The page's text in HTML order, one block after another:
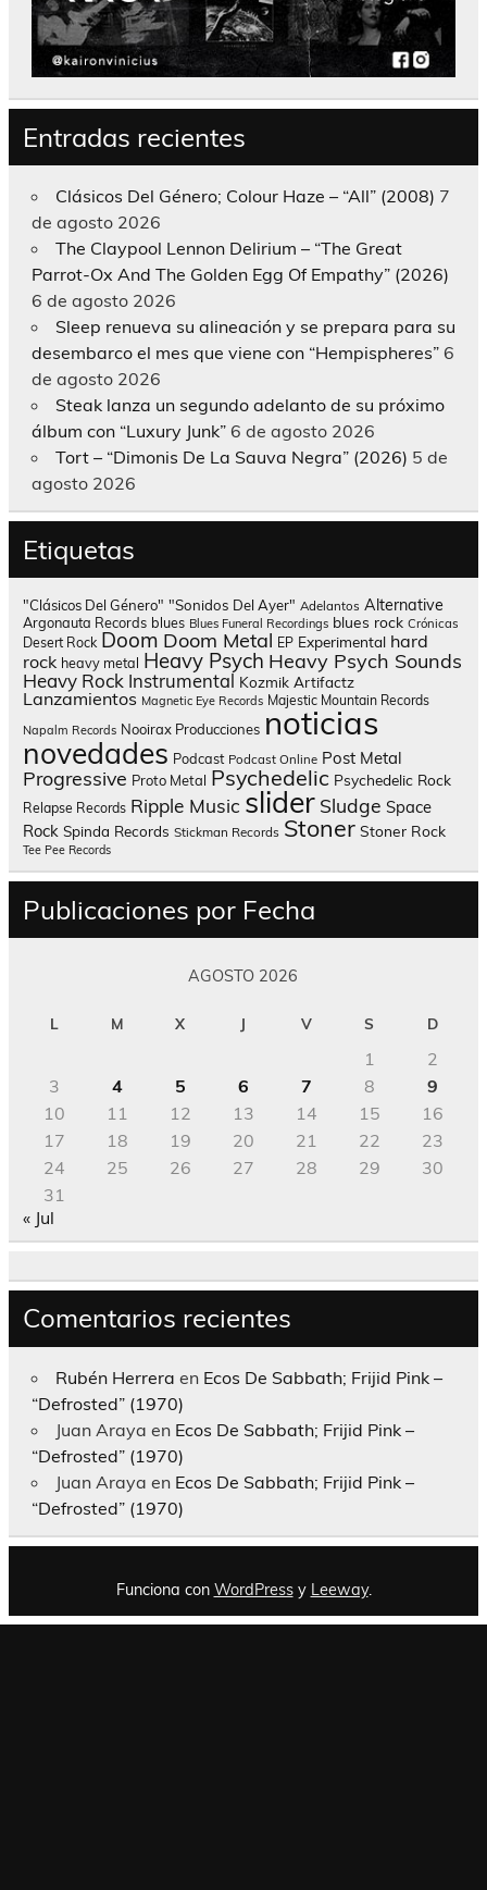
Entradas recientes
Clásicos Del Género; Colour Haze – “All” (2008) 7
de agosto 2026
The Claypool Lennon Delirium – “The Great
Parrot-Ox And The Golden Egg Of Empathy” (2026)
6 de agosto 2026
Sleep renueva su alineación y se prepara para su
desembarco el mes que viene con “Hempispheres” 6
de agosto 2026
Steak lanza un segundo adelanto de su próximo
álbum con “Luxury Junk” 6 de agosto 2026
Tort – “Dimonis De La Sauva Negra” (2026) 5 de
agosto 2026
Etiquetas
"Clásicos Del Género" "Sonidos Del Ayer" Adelantos Alternative
Argonauta Records blues Blues Funeral Recordings blues rock Crónicas
Desert Rock Doom Doom Metal EP Experimental hard
rock heavy metal Heavy Psych Heavy Psych Sounds
Heavy Rock Instrumental Kozmik Artifactz
Lanzamientos Magnetic Eye Records Majestic Mountain Records
Napalm Records Nooirax Producciones noticias
novedades Podcast Podcast Online Post Metal
Progressive Proto Metal Psychedelic Psychedelic Rock
Relapse Records Ripple Music slider Sludge Space
Rock Spinda Records Stickman Records Stoner Stoner Rock
Tee Pee Records
Publicaciones por Fecha
AGOSTO 2026
L M X J V S D
1
2
3
4 5 6 7 8
9
10
11 12 13 14 15
16
17
18 19 20 21 22
23
24
25 26 27 28 29
30
31
« Jul
Comentarios recientes
Rubén Herrera en Ecos De Sabbath; Frijid Pink –
“Defrosted” (1970)
Juan Araya en Ecos De Sabbath; Frijid Pink –
“Defrosted” (1970)
Juan Araya en Ecos De Sabbath; Frijid Pink –
“Defrosted” (1970)
Funciona con WordPressy Leeway.